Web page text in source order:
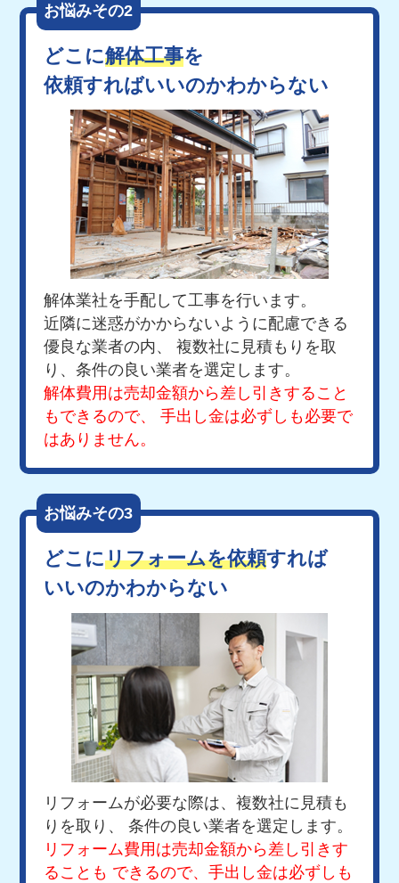
お悩みその2
どこに解体工事を
依頼すればいいのかわからない
解体業社を手配して工事を行います。
近隣に迷惑がかからないように配慮できる
優良な業者の内、 複数社に見積もりを取
り、条件の良い業者を選定します。
解体費用は売却金額から差し引きすること
もできるので、
手出し金は必ずしも必要で
はありません。
お悩みその3
どこにリフォームを依頼すれば
いいのかわからない
リフォームが必要な際は、複数社に見積も
りを取り、
条件の良い業者を選定します。
リフォーム費用は売却金額から差し引きす
ることも できるので、手出し金は必ずしも